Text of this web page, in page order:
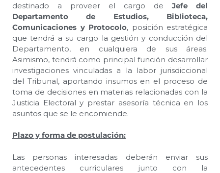
destinado a proveer el cargo de Jefe del
Departamento de Estudios, Biblioteca,
Comunicaciones y Protocolo, posición estratégica
que tendrá a su cargo la gestión y conducción del
Departamento, en cualquiera de sus áreas.
Asimismo, tendrá como principal función desarrollar
investigaciones vinculadas a la labor jurisdiccional
del Tribunal, aportando insumos en el proceso de
toma de decisiones en materias relacionadas con la
Justicia Electoral y prestar asesoría técnica en los
asuntos que se le encomiende.
Plazo y forma de postulación:
Las personas interesadas deberán enviar sus
antecedentes curriculares junto con la